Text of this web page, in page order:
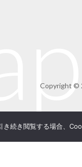
Copyright ©
続き閲覧する場合、